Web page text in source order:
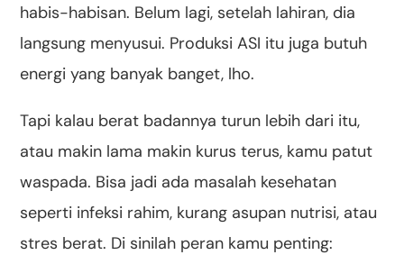
habis-habisan. Belum lagi, setelah lahiran, dia
langsung menyusui. Produksi ASI itu juga butuh
energi yang banyak banget, lho.
Tapi kalau berat badannya turun lebih dari itu,
atau makin lama makin kurus terus, kamu patut
waspada. Bisa jadi ada masalah kesehatan
seperti infeksi rahim, kurang asupan nutrisi, atau
stres berat. Di sinilah peran kamu penting: